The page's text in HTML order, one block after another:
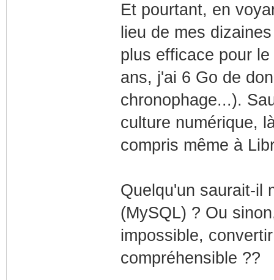
Et pourtant, en
lieu de mes
plus efficace pour
ans, j'ai 6 Go de
chronophage...).
culture numérique,
compris même à
Quelqu'un saurait-il
(MySQL) ? Ou
impossible,
compréhensible ??